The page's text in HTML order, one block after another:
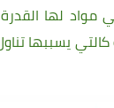
مواد لها
كالتي يسببها